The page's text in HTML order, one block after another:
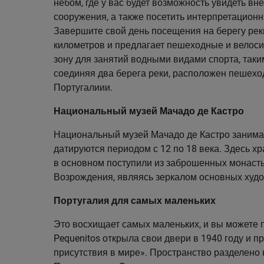
небом, где у вас будет возможность увидеть
сооружения, а также посетить
Завершите свой день посещения на берегу
километров и предлагает пешеходные и
зону для занятий водными видами спорта,
соединяя два берега реки, расположен
Португалиии.
Национальный музей Мачадо де Кастро
Национальный музей Мачадо де Кастро
датируются периодом с 12 по 18 века. Здесь
в основном поступили из заброшенных
Возрождения, являясь зеркалом основных
Португалия для самых маленьких
Это восхищает самых маленьких, и вы можете
Pequenitos открыла свои двери в 1940 году и
присутствия в мире». Пространство